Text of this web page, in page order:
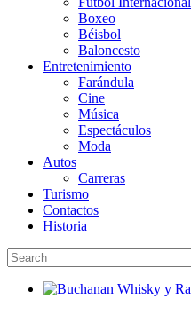
Boxeo
Béisbol
Baloncesto
Entretenimiento
Farándula
Cine
Música
Espectáculos
Moda
Autos
Carreras
Turismo
Contactos
Historia